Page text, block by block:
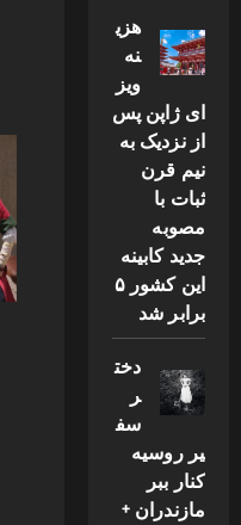
هزی
نه
ویز
ای ژاپن پس
از نزدیک به
نیم قرن
ثبات با
مصوبه
جدید کابینه
این کشور ۵
برابر شد
دخت
ر
سف
یر روسیه
کنار ببر
مازندران +